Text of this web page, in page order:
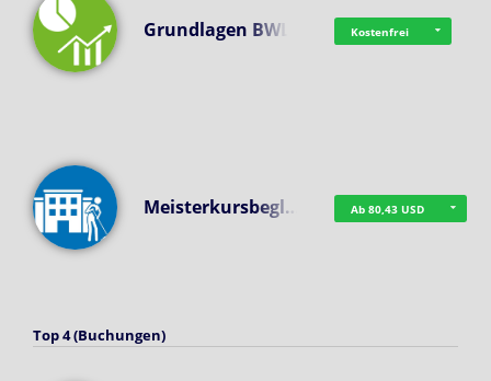
Grundlagen BWL Kostenfrei
Meisterkursbegl… Ab 80,43 USD
Top 4 (Buchungen)